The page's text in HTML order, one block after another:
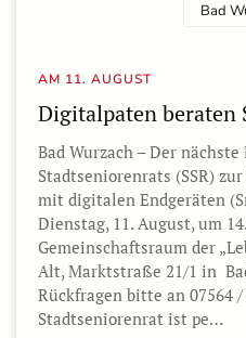
Bad
AM 11. AUGUST
Digitalpaten beraten
Bad Wurzach – Der
Stadtseniorenrats (SSR)
mit digitalen Endgeräten
Dienstag, 11. August, um
Gemeinschaftsraum der
Alt, Marktstraße 21/1 in
Rückfragen bitte an 07564 /
Stadtseniorenrat ist pe…